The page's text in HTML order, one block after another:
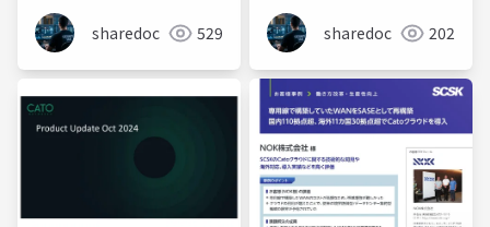
sharedoc 529 sharedoc 202